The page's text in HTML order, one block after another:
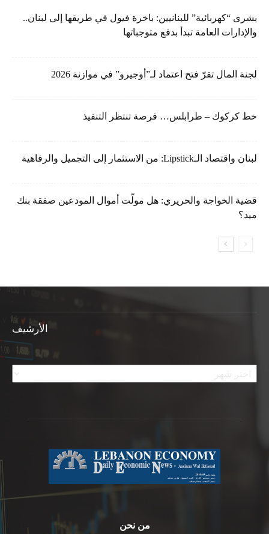
بشرى “كهربائية” للبنانيين: باخرة فيول في طريقها إلى لبنان..
والإدارات العامة تبدأ بدفع متوجباتها
لجنة المال تقرّ فتح اعتماد لـ”أوجيرو” في موازنة 2026
خط كركوك – طرابلس… فرصة تنتظر التنفيذ
لبنان واقتصاد الـLipstick: من الاستثمار إلى التجميل والرفاهية
قضية الخواجة والحريري: هل مولّت أموال المودعين صفقة بنك
ميد؟
الأرشيف
الأرشيف
من نحن